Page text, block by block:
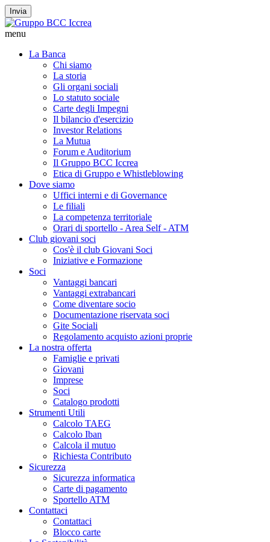
Invia
menu
La Banca
Chi siamo
La storia
Gli organi sociali
Lo statuto sociale
Carte degli Impegni
Il bilancio d'esercizio
Investor Relations
La Mutua
Forum e Auditorium
Il Gruppo BCC Iccrea
Etica di Gruppo e Whistleblowing
Dove siamo
Uffici interni e di Governance
Le filiali
La competenza territoriale
Orari di sportello - Area Self - ATM
Club giovani soci
Cos'è il club Giovani Soci
Iniziative e Formazione
Soci
Vantaggi bancari
Vantaggi extrabancari
Come diventare socio
Documentazione riservata soci
Gite Sociali
Regolamento acquisto azioni proprie
La nostra offerta
Famiglie e privati
Giovani
Imprese
Soci
Catalogo prodotti
Strumenti Utili
Calcolo TAEG
Calcolo Iban
Calcola il mutuo
Richiesta Contributo
Sicurezza
Sicurezza informatica
Carte di pagamento
Sportello ATM
Contattaci
Contattaci
Blocco carte